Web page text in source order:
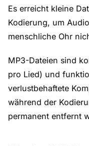
Es erreicht kleine
Kodierung, um
menschliche Ohr
MP3-Dateien sind
pro Lied) und
verlustbehaftete
während der
permanent entfernt